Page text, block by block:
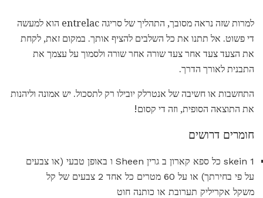
למרות שזה נראה מסובך, התהליך של סריגה entrelac הוא למעשה
די פשוט. אל תתנו את כל השלבים להציף אותך. במקום זאת, לקחת
את הצעד צעד אחר צעד שורה אחר שורה ולסמוך על עצמך את
התבנית לאורך הדרך.
התחשבות או חשיבה של אנטרלק יובילו רק לתסכול. יש אמונה וליהנות
את התוצאה הסופית, וזה די קסום!
חומרים דרושים
1 skein כל ספא קארון ב גרין Sheen ו באופן טבעי (או צבעים
על פי בחירתך) או על 60 מטרים כל אחד 2 צבעים של קל
משקל אקריליק תערובת או כותנה חוט